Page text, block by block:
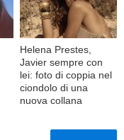
Helena Prestes,
Javier sempre con
lei: foto di coppia nel
ciondolo di una
nuova collana